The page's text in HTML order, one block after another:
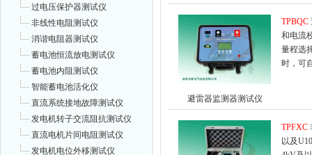
过电压保护器测试仪
非线性电阻测试仪
消谐电阻器测试仪
蓄电池恒流放电测试仪
蓄电池内阻测试仪
智能蓄电池活化仪
直流系统接地故障测试仪
发电机转子交流阻抗测试仪
直流电机片间电阻测试仪
发电机电位外移测试仪
避雷器监测器测试仪
TPBQC
和电流
量程选
时，可
TPFXC
以及